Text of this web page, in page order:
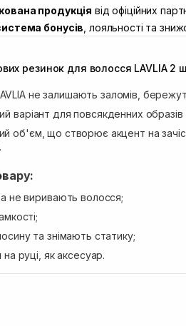
Львів, вул. Івана Франка 36
Львів, вул. Степана Бандери 45
вул. Кулика і Гудачека 23 (ТЦ
продукція від офіційних
бонусів , лояльності та
резинок для волосся LAVLIA 2
не залишають заломів,
варіант для повсякденних образів
об'єм, що створює акцент на
не виривають волосся;
та знімають статику;
руці, як аксесуар.